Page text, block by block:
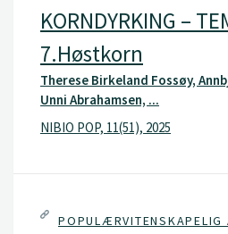
KORNDYRKING –
7.Høstkorn
Therese Birkeland Fossøy,
Unni Abrahamsen, ...
NIBIO POP, 11(51), 2025
POPULÆRVITENSKAPELIG